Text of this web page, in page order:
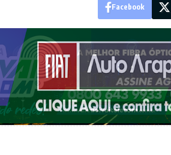
Facebook